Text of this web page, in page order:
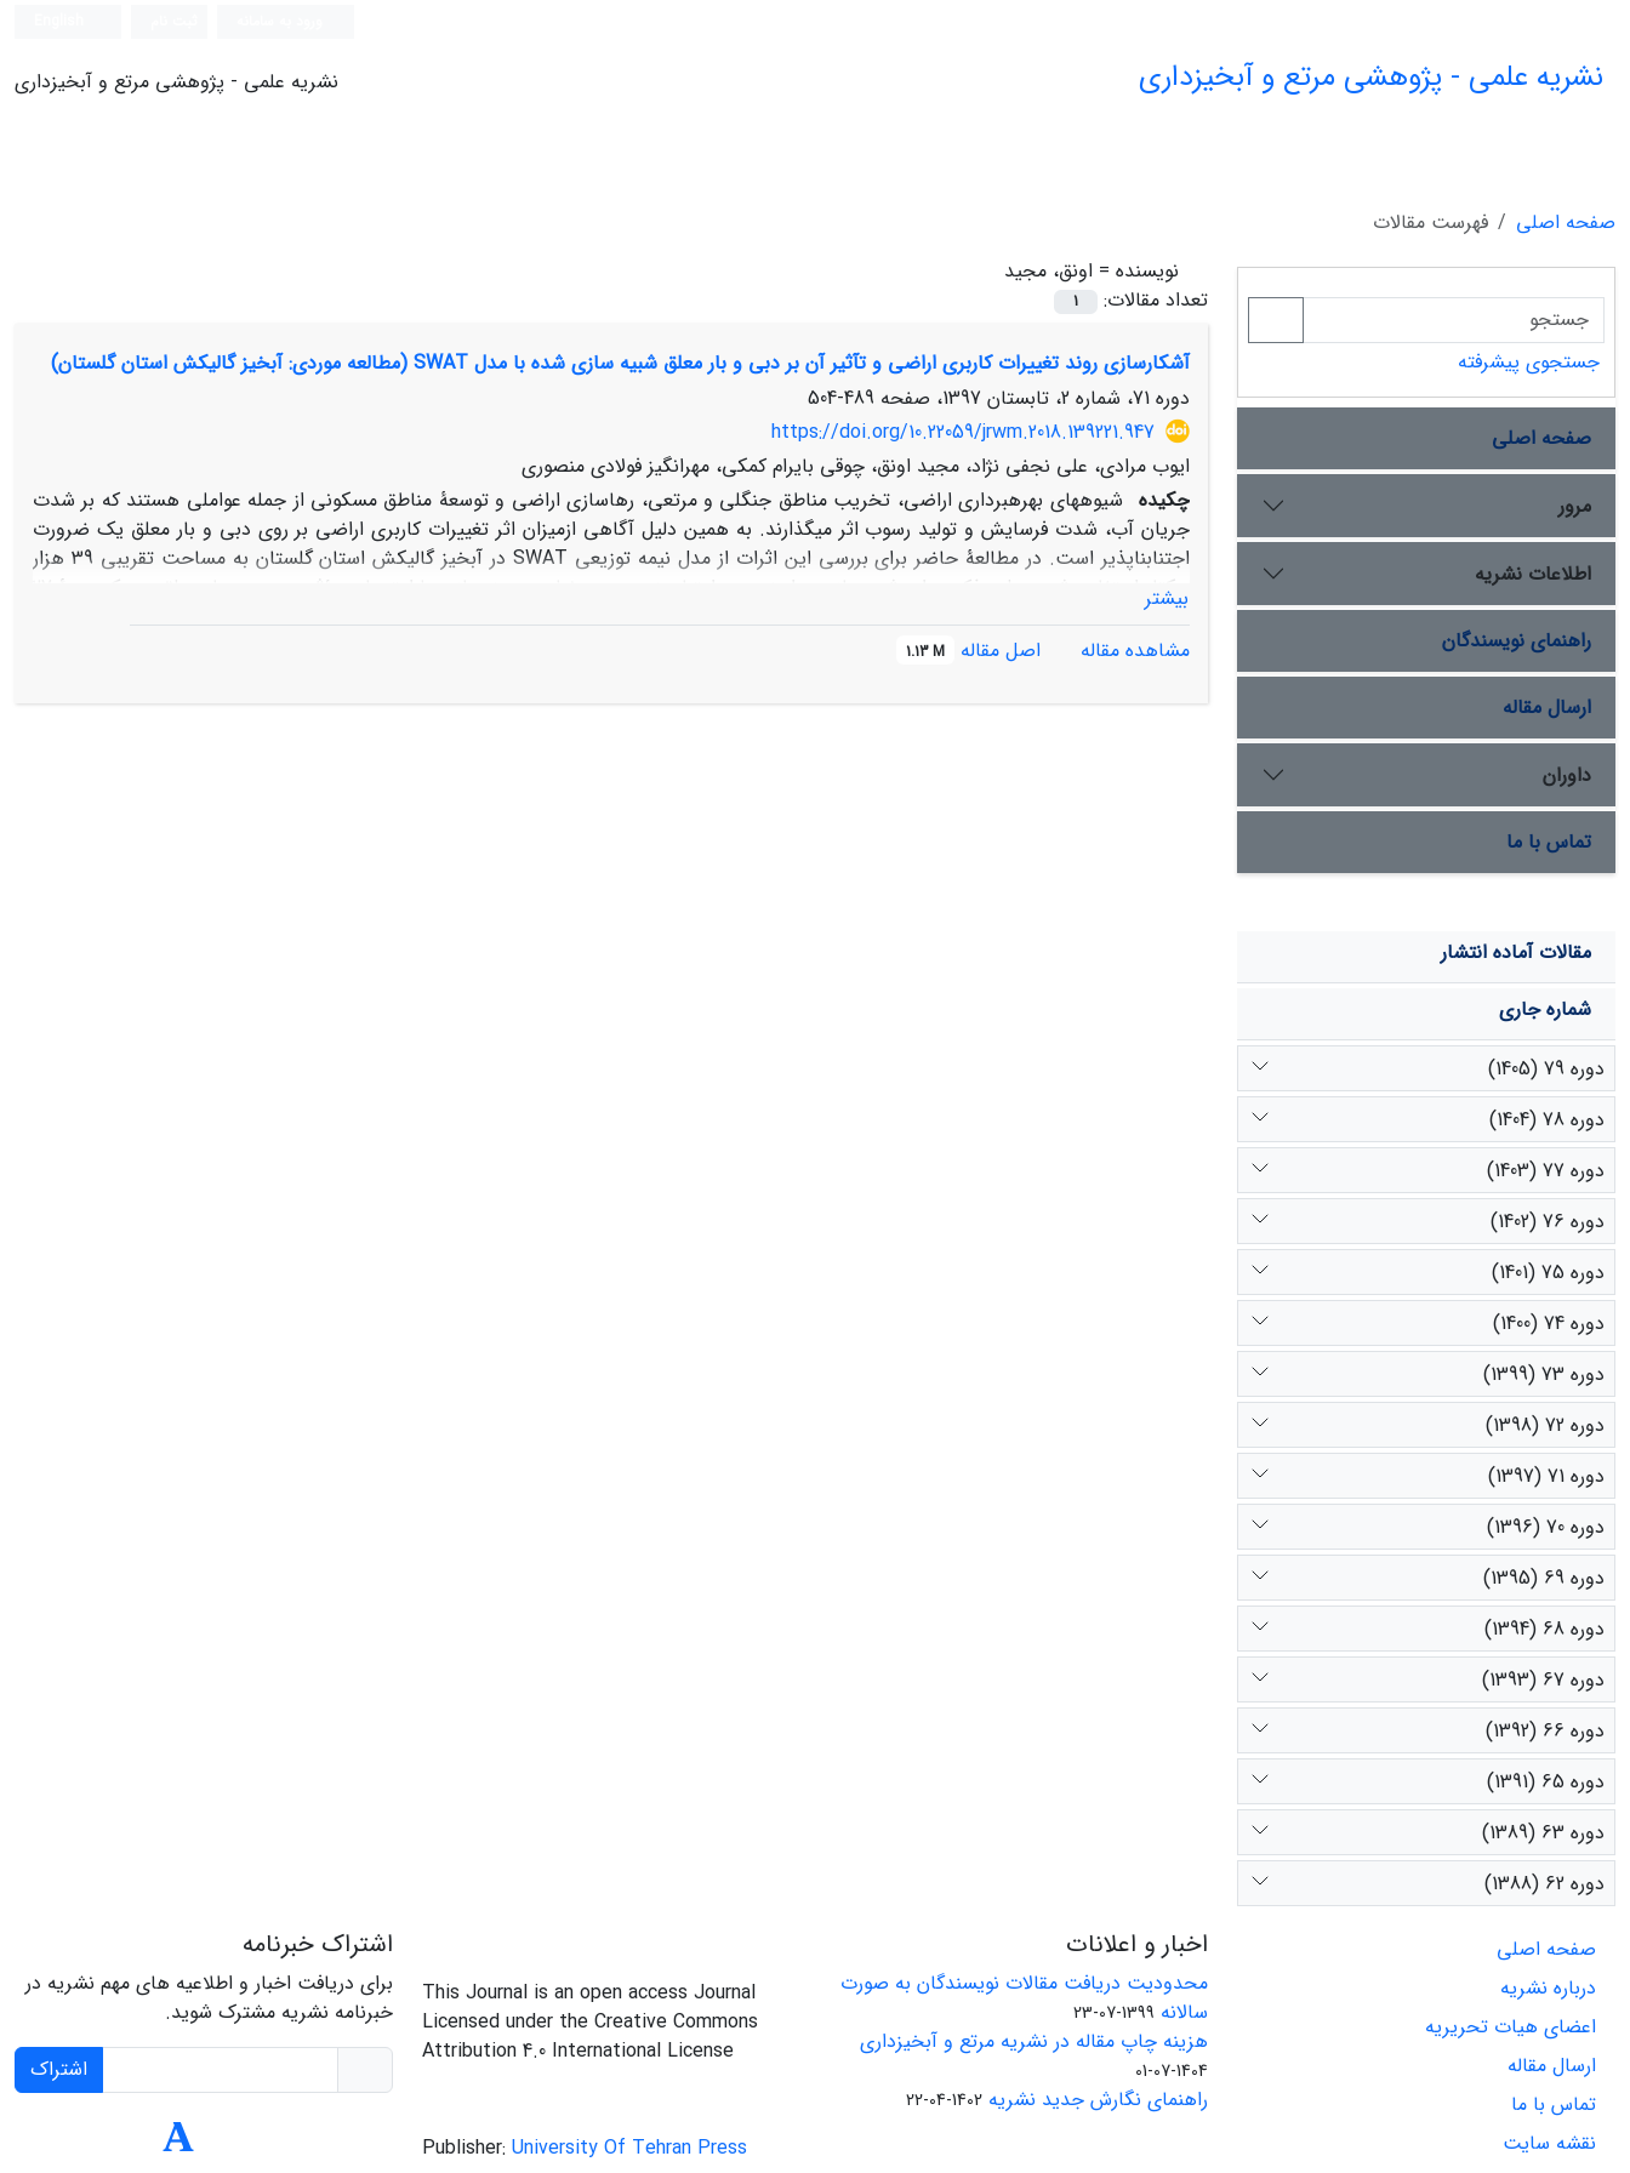
نشریه علمی - پژوهشی مرتع و آبخیزداری نشریه علمی - پژوهشی مرتع و آبخیزداری
صفحه اصلی
فهرست مقالات
نویسنده = اونق، مجید
تعداد مقالات:
1
آشکارسازی روند تغییرات کاربری اراضی و تآثیر آن بر دبی و بار معلق شبیه سازی شده با مدل SWAT (مطالعه موردی: آبخیز گالیکش استان گلستان)
دوره 71، شماره 2، تابستان 1397، صفحه
489-504
https://doi.org/10.22059/jrwm.2018.139221.947
ایوب مرادی، علی نجفی نژاد، مجید اونق، چوقی بایرام کمکی، مهرانگیز فولادی منصوری
چکیده شیوه­های بهره­برداری اراضی، تخریب مناطق جنگلی و مرتعی، رهاسازی اراضی و توسعۀ مناطق مسکونی از جمله عواملی هستند که بر شدت
جریان آب، شدت فرسایش و تولید رسوب اثر می­گذارند. به همین دلیل آگاهی ازمیزان اثر تغییرات کاربری اراضی بر روی دبی و بار معلق یک ضرورت
اجتناب­ناپذیر است. در مطالعۀ حاضر برای بررسی این اثرات از مدل نیمه توزیعی SWAT در آبخیز گالیکش استان گلستان به مساحت تقریبی 39 هزار
ساله مورد استفاده قرار گرفت. نقشه­های کاربری اراضی از سه تصویر ماهوارۀ لندست سال­های 1987، 2000 و 2013 تهیه شدند. در این مطالعه از روش
تغییرات کاربری اراضی بر مقدار رواناب و رسوب تمام ورودی­های مدل به غیر از کاربری اراضی ثابت فرض شد و نتایج نشان داد که تغییرات کاربری اراضی
بیشتر
مشاهده مقاله
اصل مقاله 1.13 M
جستجوی پیشرفته
صفحه اصلی
مرور
اطلاعات نشریه
راهنمای نویسندگان
ارسال مقاله
داوران
تماس با ما
مقالات آماده انتشار
شماره جاری
دوره 79 (1405)
دوره 78 (1404)
دوره 77 (1403)
دوره 76 (1402)
دوره 75 (1401)
دوره 74 (1400)
دوره 73 (1399)
دوره 72 (1398)
دوره 71 (1397)
دوره 70 (1396)
دوره 69 (1395)
دوره 68 (1394)
دوره 67 (1393)
دوره 66 (1392)
دوره 65 (1391)
دوره 63 (1389)
دوره 62 (1388)
صفحه اصلی
درباره نشریه
اعضای هیات تحریریه
ارسال مقاله
تماس با ما
نقشه سایت
اخبار و اعلانات
محدودیت دریافت مقالات نویسندگان به صورت
سالانه 1399-07-23
هزینه چاپ مقاله در نشریه مرتع و آبخیزداری
1404-07-01
راهنمای نگارش جدید نشریه 1402-04-22
This Journal is an open access Journal
Licensed under the Creative Commons
Attribution 4.0 International License
Publisher: University Of Tehran Press
اشتراک خبرنامه
برای دریافت اخبار و اطلاعیه های مهم نشریه در
خبرنامه نشریه مشترک شوید.
اشتراک